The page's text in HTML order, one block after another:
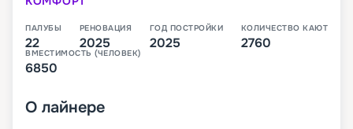
ПАЛУБЫ
22
РЕНОВАЦИЯ
2025
ГОД ПОСТРОЙКИ
2025
КОЛИЧЕСТВО КАЮТ
2760
ВМЕСТИМОСТЬ (ЧЕЛОВЕК)
6850
О лайнере